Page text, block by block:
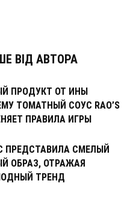
ВІД АВТОРА
ПРОДУКТ ОТ ИНЫ
ТОМАТНЫЙ СОУС RAO’S
ПРАВИЛА ИГРЫ
ПРЕДСТАВИЛА СМЕЛЫЙ
ОБРАЗ, ОТРАЖАЯ
ТРЕНД